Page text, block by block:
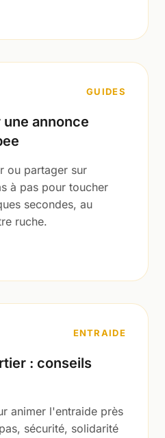
GUIDES
annonce
ou partager sur
à pas pour toucher
secondes, au
ruche.
ENTRAIDE
: conseils
animer l'entraide près
sécurité, solidarité